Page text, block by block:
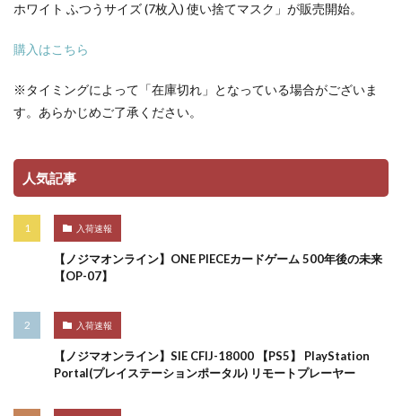
ホワイト ふつうサイズ (7枚入) 使い捨てマスク」が販売開始。
購入はこちら
※タイミングによって「在庫切れ」となっている場合がございま
す。あらかじめご了承ください。
人気記事
入荷速報
【ノジマオンライン】ONE PIECEカードゲーム 500年後の未来
【OP-07】
入荷速報
【ノジマオンライン】SIE CFIJ-18000 【PS5】 PlayStation
Portal(プレイステーションポータル) リモートプレーヤー